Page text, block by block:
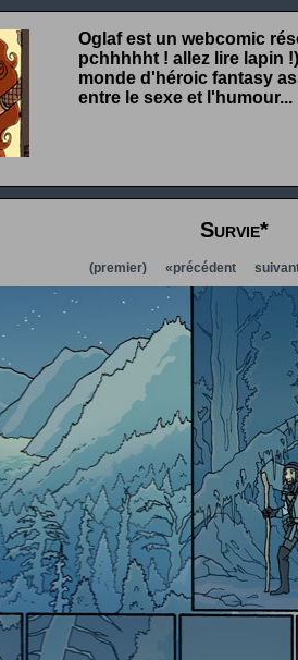
Oglaf est un webcomic
pchhhhht ! allez lire lapin
monde d'héroic fantasy
entre le sexe et l'humour...
Survie*
(premier) «précédent